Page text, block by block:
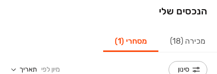
הנכסים שלי
מכירה (18) מסחרי (1)
סינון מיון לפי תאריך